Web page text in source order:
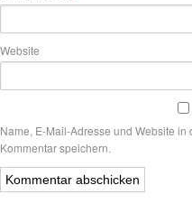
Website
Name, E-Mail-Adresse und Website
Kommentar speichern.